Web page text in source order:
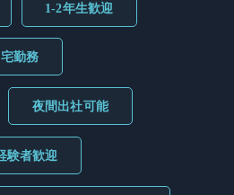
1-2年生歓迎
勤務
夜間出社可能
験者歓迎